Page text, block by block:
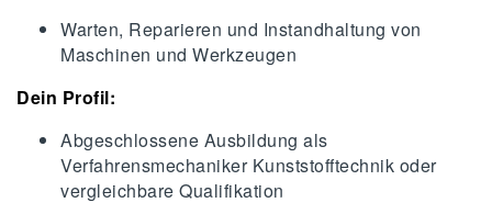
Warten, Reparieren und Instandhaltung von
Maschinen und Werkzeugen
Dein Profil:
Abgeschlossene Ausbildung als
Verfahrensmechaniker Kunststofftechnik oder
vergleichbare Qualifikation